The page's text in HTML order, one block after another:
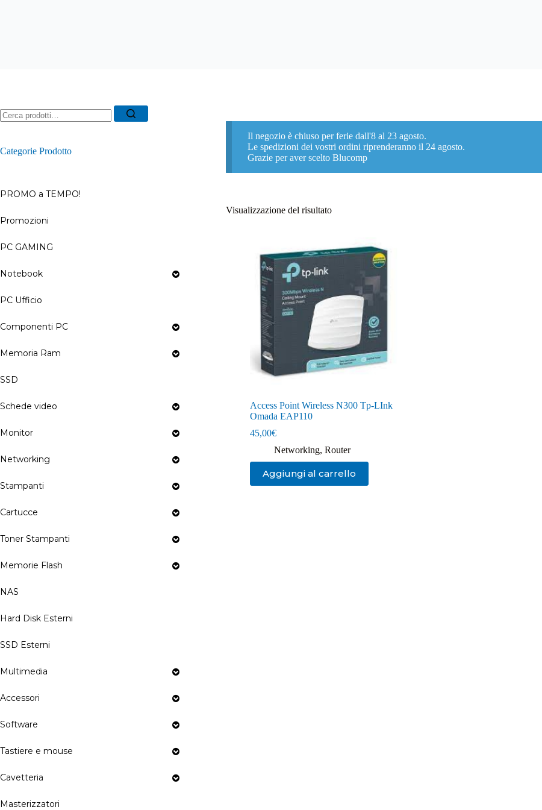
Il negozio è chiuso per ferie dall'8 al 23 agosto.
Le spedizioni dei vostri ordini riprenderanno il 24 agosto.
Grazie per aver scelto Blucomp
Visualizzazione del risultato
Access Point Wireless N300 Tp-LInk
Omada EAP110
45,00€
Networking, Router
Aggiungi al carrello
Ricerca
per:
Categorie Prodotto
PROMO a TEMPO!
Promozioni
–
PC GAMING
Notebook
PC Ufficio
Componenti PC
Memoria Ram
SSD
Schede video
Monitor
Networking
Stampanti
Cartucce
Toner Stampanti
Memorie Flash
NAS
Hard Disk Esterni
SSD Esterni
Multimedia
Accessori
Software
Tastiere e mouse
Cavetteria
Masterizzatori